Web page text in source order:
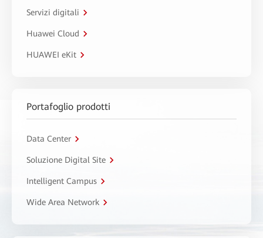
Servizi digitali
Huawei Cloud
HUAWEI eKit
Portafoglio prodotti
Data Center
Soluzione Digital Site
Intelligent Campus
Wide Area Network